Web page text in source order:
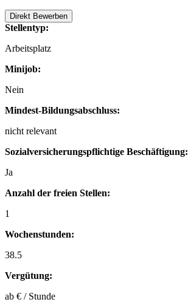
Direkt Bewerben
Stellentyp:
Arbeitsplatz
Minijob:
Nein
Mindest-Bildungsabschluss:
nicht relevant
Sozialversicherungspflichtige Beschäftigung:
Ja
Anzahl der freien Stellen:
1
Wochenstunden:
38.5
Vergütung:
ab € / Stunde